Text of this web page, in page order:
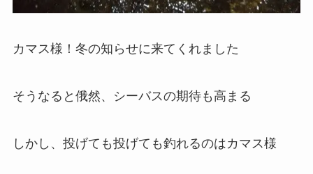
カマス様！冬の知らせに来てくれました
そうなると俄然、シーバスの期待も高まる
しかし、投げても投げても釣れるのはカマス様